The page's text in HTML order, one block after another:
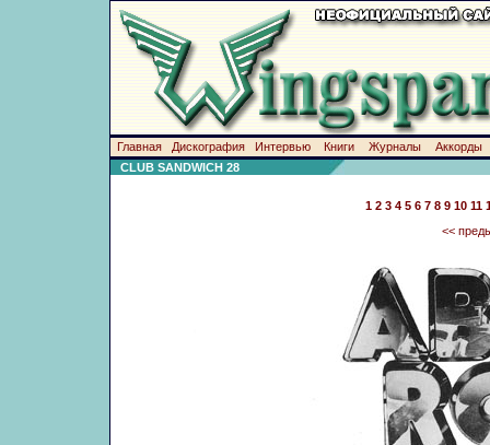
Главная Дискография Интервью Книги Журналы
Аккорды
CLUB SANDWICH 28
1 2 3 4 5 6 7 8 9 10 11
<<